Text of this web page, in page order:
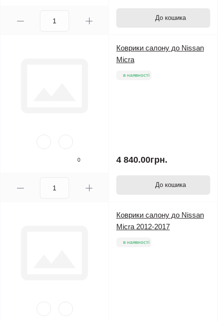
До кошика
0
Коврики салону до Nissan
Micra
в наявності
4 840.00грн.
До кошика
Коврики салону до Nissan
Micra 2012-2017
в наявності